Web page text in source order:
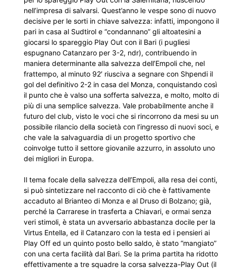
nell’impresa di salvarsi. Quest’anno le vespe sono di nuovo
decisive per le sorti in chiave salvezza: infatti, impongono il
pari in casa al Sudtirol e “condannano” gli altoatesini a
giocarsi lo spareggio Play Out con il Bari (i pugliesi
espugnano Catanzaro per 3-2, ndr), contribuendo in
maniera determinante alla salvezza dell’Empoli che, nel
frattempo, al minuto 92′ riusciva a segnare con Shpendi il
gol del definitivo 2-2 in casa del Monza, conquistando così
il punto che è valso una sofferta salvezza, e molto, molto di
più di una semplice salvezza. Vale probabilmente anche il
futuro del club, visto le voci che si rincorrono da mesi su un
possibile rilancio della società con l’ingresso di nuovi soci, e
che vale la salvaguardia di un progetto sportivo che
coinvolge tutto il settore giovanile azzurro, in assoluto uno
dei migliori in Europa.
Il tema focale della salvezza dell’Empoli, alla resa dei conti,
si può sintetizzare nel racconto di ciò che è fattivamente
accaduto al Brianteo di Monza e al Druso di Bolzano; già,
perché la Carrarese in trasferta a Chiavari, e ormai senza
veri stimoli, è stata un avversario abbastanza docile per la
Virtus Entella, ed il Catanzaro con la testa ed i pensieri ai
Play Off ed un quinto posto bello saldo, è stato “mangiato”
con una certa facilità dal Bari. Se la prima partita ha ridotto
effettivamente a tre squadre la corsa salvezza-Play Out (il